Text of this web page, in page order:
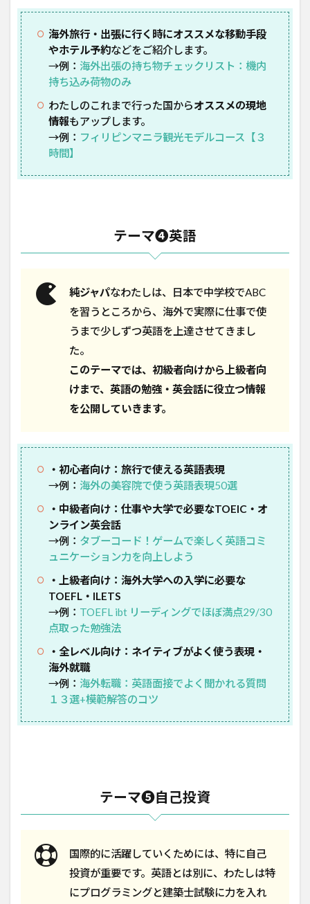
海外旅行・出張に行く時にオススメな移動手段
やホテル予約などをご紹介します。
→例： 海外出張の持ち物チェックリスト：機内
持ち込み荷物のみ
わたしのこれまで行った国からオススメの現地
情報もアップします。
→例： フィリピンマニラ観光モデルコース【３
時間】
テーマ❹英語
純ジャパなわたしは、日本で中学校でABC
を習うところから、海外で実際に仕事で使
うまで少しずつ英語を上達させてきまし
た。
このテーマでは、初級者向けから上級者向
けまで、英語の勉強・英会話に役立つ情報
を公開していきます。
・初心者向け：旅行で使える英語表現
→例： 海外の美容院で使う英語表現50選
・中級者向け：仕事や大学で必要なTOEIC・オ
ンライン英会話
→例： タブーコード！ゲームで楽しく英語コミ
ュニケーション力を向上しよう
・上級者向け：海外大学への入学に必要な
TOEFL・ILETS
→例： TOEFL ibt リーディングでほぼ満点29/30
点取った勉強法
・全レベル向け：ネイティブがよく使う表現・
海外就職
→例： 海外転職：英語面接でよく聞かれる質問
１３選+模範解答のコツ
テーマ❺自己投資
国際的に活躍していくためには、特に自己
投資が重要です。英語とは別に、わたしは特
にプログラミングと建築士試験に力を入れ